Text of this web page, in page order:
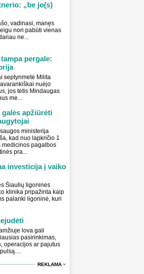
„be jo(s)
vadinasi, manęs
nori pabūti vienas
ne...
pergale:
septynmetė Milita
nuėjo
jos tėtis Mindaugas
me...
apžiūrėti
ministerija
kad nuo lapkričio 1
medicinos pagalbos
pra...
investicija į vaiko
Šiaulių ligoninės
klinika pripažinta kaip
palanki ligoninė, kuri
lova gali
pasirinkimas,
operacijos ar pajutus
REKLAMA